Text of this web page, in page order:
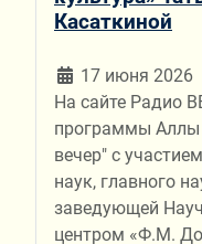
Касаткиной
17 июня 2026
На сайте Радио
программы
вечер" с
наук, главного
заведующей
центром «Ф.М.